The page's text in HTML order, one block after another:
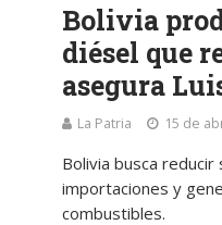
Bolivia
diésel que
asegura
La Patria 15 de
Bolivia busca
importaciones y
combustibles.